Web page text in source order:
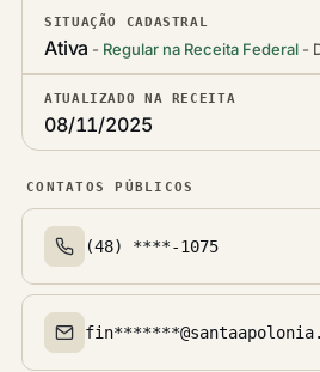
SITUAÇÃO CADASTRAL
Ativa Regular na Receita Federal
ATUALIZADO NA RECEITA
08/11/2025
CONTATOS PÚBLICOS
Telefone(s)
(48) ****-1075
Email(s)